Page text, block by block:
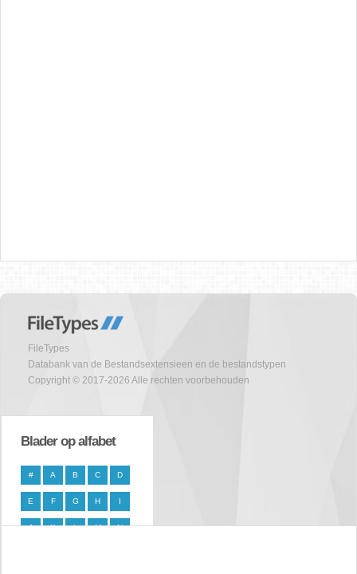
FileTypes
Databank van de Bestandsextensieen en de bestandstypen
Copyright © 2017-2026 Alle rechten voorbehouden
Blader op alfabet
# A B C D
E F G H I
J K L M N